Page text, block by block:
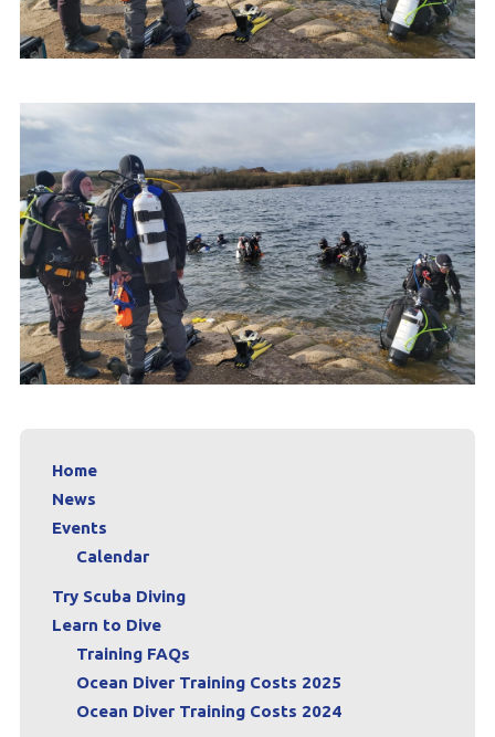
Home
News
Events
Calendar
Try Scuba Diving
Learn to Dive
Training FAQs
Ocean Diver Training Costs 2025
Ocean Diver Training Costs 2024